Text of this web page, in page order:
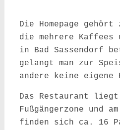
Die Homepage
die mehrere Kaffees
in Bad Sassendorf
gelangt man zur
andere keine eigene
Das Restaurant
Fußgängerzone und
finden sich ca. 16